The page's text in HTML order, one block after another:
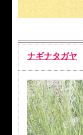
ナギナタガヤ